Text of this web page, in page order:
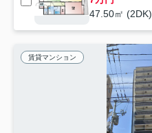
47.50㎡ (2DK)
賃貸マンション